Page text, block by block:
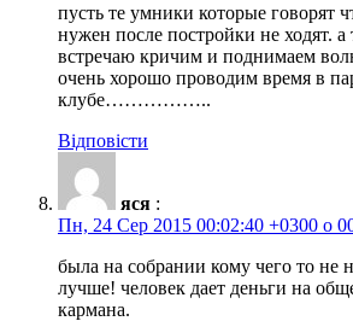
пусть те умники которые говорят
нужен после постройки не ходят. а
встречаю кричим и поднимаем
очень хорошо проводим время в
клубе……………..
Відповісти
яся :
Пн, 24 Сер 2015 00:02:40 +0300 о
была на собрании кому чего то не
лучше! человек дает деньги на
кармана.